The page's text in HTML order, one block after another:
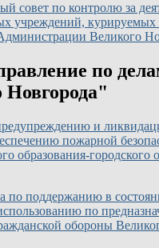
совет по контролю за
учреждений, курируемых
Великого
по
Новгорода"
и
пожарной
образования-городского
по поддержанию в
по
обороны